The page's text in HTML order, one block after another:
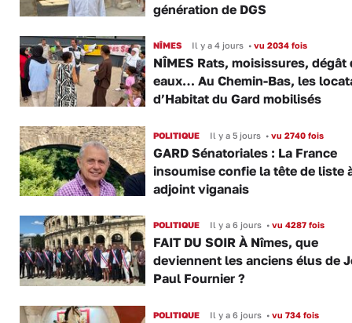
génération de DGS
NÎMES Il y a 4 jours •vu 2034 fois
NÎMES Rats, moisissures, dégât
eaux… Au Chemin-Bas, les
d’Habitat du Gard mobilisés
POLITIQUE Il y a 5 jours •vu 2740 fois
GARD Sénatoriales : La France
insoumise confie la tête de liste
adjoint viganais
POLITIQUE Il y a 6 jours •vu 4287 fois
FAIT DU SOIR À Nîmes, que
deviennent les anciens élus de
Paul Fournier ?
POLITIQUE Il y a 6 jours •vu 734 fois